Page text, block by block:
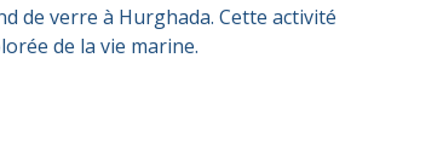
de verre à Hurghada. Cette activité
de la vie marine.